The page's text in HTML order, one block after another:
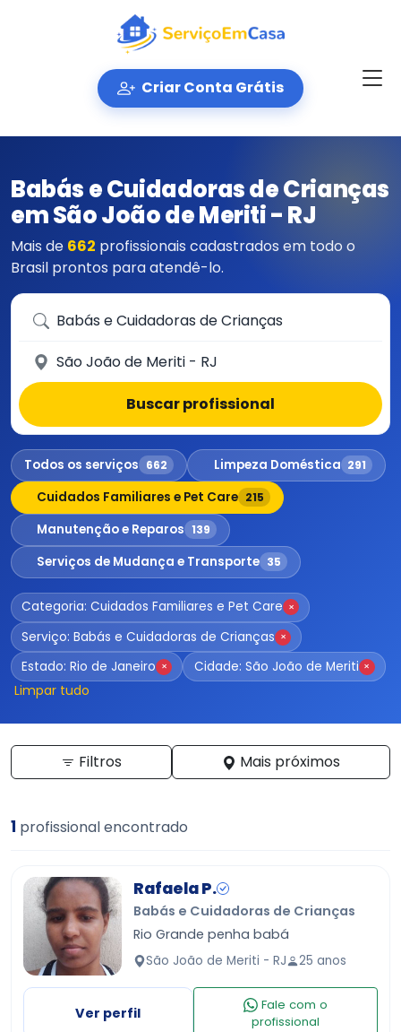
Criar Conta Grátis
Babás e Cuidadoras de Crianças
em São João de Meriti - RJ
Mais de 662 profissionais cadastrados em todo o
Brasil prontos para atendê-lo.
Que serviço você precisa?
Em qual cidade?
Buscar profissional
Todos os serviços 662 Limpeza Doméstica 291
Cuidados Familiares e Pet Care 215
Manutenção e Reparos 139
Serviços de Mudança e Transporte 35
Categoria: Cuidados Familiares e Pet Care ×
Serviço: Babás e Cuidadoras de Crianças ×
Estado: Rio de Janeiro × Cidade: São João de Meriti ×
Limpar tudo
Filtros Mais próximos
1 profissional encontrado
Rafaela P.
Babás e Cuidadoras de Crianças
Rio Grande penha babá
São João de Meriti - RJ 25 anos
Ver perfil
Fale com o
profissional